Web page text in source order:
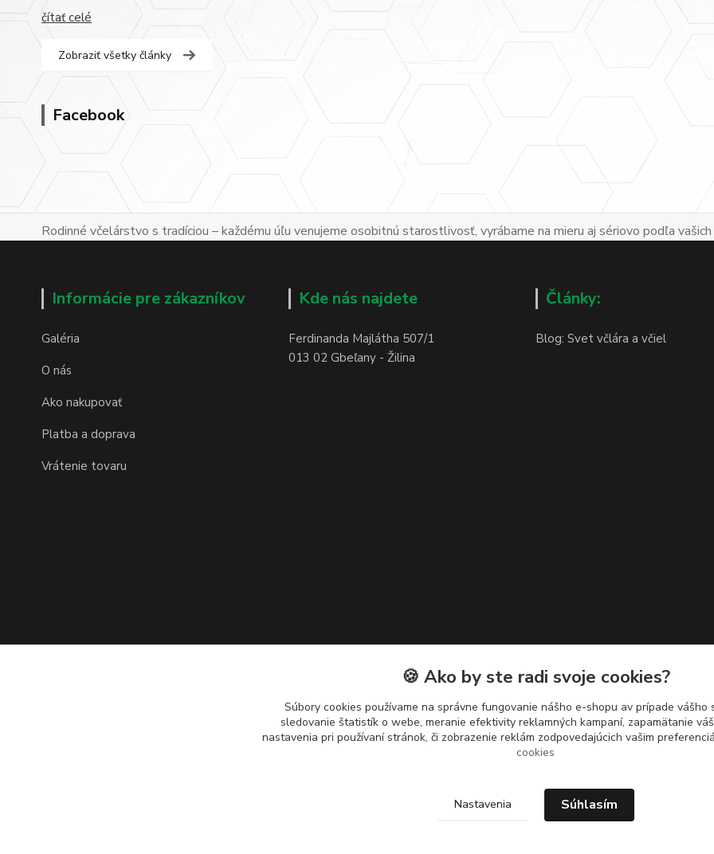
čítať celé
Zobraziť všetky články
Facebook
Rodinné včelárstvo s tradíciou – každému úľu venujeme osobitnú starostlivosť, vyrábame na mieru aj sériovo podľa
Informácie pre zákazníkov
Galéria
O nás
Ako nakupovať
Platba a doprava
Vrátenie tovaru
Kde nás najdete
Ferdinanda Majlátha 507/1
013 02 Gbeľany - Žilina
Články:
Blog: Svet včlára a včiel
🍪 Ako by ste radi svoje cookies?
Súbory cookies používame na správne fungovanie nášho e-shopu av prípade vášho
sledovanie štatistík o webe, meranie efektivity reklamných kampaní, zapamätanie
nastavenia pri používaní stránok, či zobrazenie reklám zodpovedajúcich vašim
cookies
Nastavenia Súhlasím